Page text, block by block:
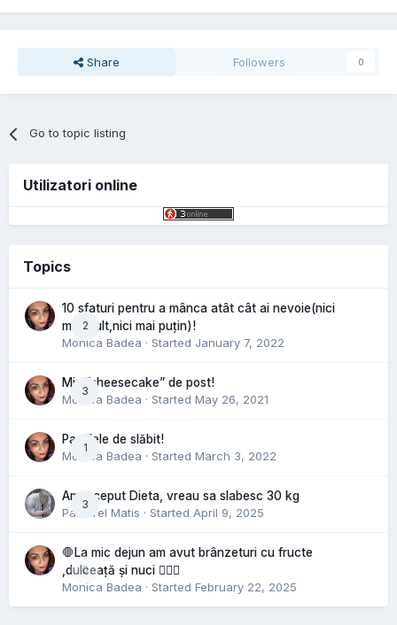
Share Followers 0
Go to topic listing
Utilizatori online
Topics
2
10 sfaturi pentru a mânca atât cât ai nevoie(nici
mai mult,nici mai puțin)!
Monica Badea · Started January 7, 2022
3
Mini”cheesecake” de post!
Monica Badea · Started May 26, 2021
1
Pastilele de slăbit!
Monica Badea · Started March 3, 2022
3
Am inceput Dieta, vreau sa slabesc 30 kg
Pastorel Matis · Started April 9, 2025
0
🛑La mic dejun am avut brânzeturi cu fructe
,dulceață și nuci 🤷🏻‍♀️
Monica Badea · Started February 22, 2025